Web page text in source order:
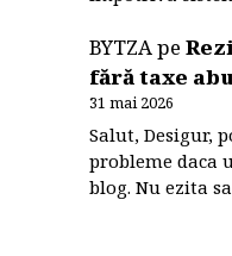
BYTZApe
fără taxe
31 mai 2026
Salut, Desigur,
probleme daca
blog. Nu ezita